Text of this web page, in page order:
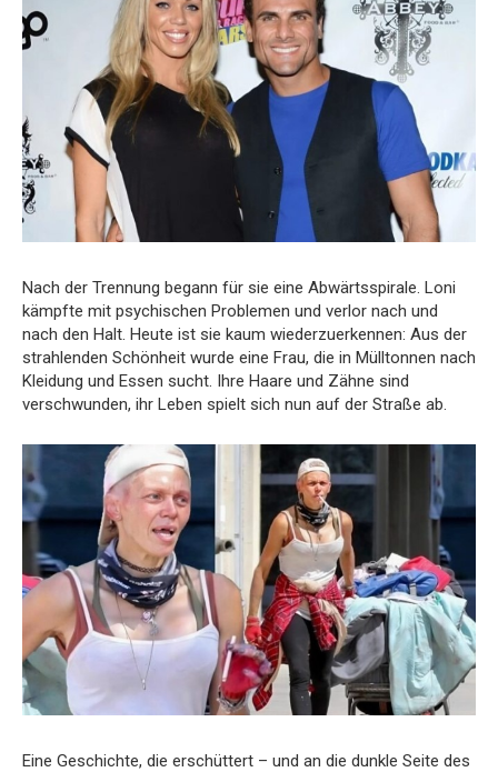
Nach der Trennung begann für sie eine Abwärtsspirale. Loni
kämpfte mit psychischen Problemen und verlor nach und
nach den Halt. Heute ist sie kaum wiederzuerkennen: Aus der
strahlenden Schönheit wurde eine Frau, die in Mülltonnen nach
Kleidung und Essen sucht. Ihre Haare und Zähne sind
verschwunden, ihr Leben spielt sich nun auf der Straße ab.
Eine Geschichte, die erschüttert – und an die dunkle Seite des